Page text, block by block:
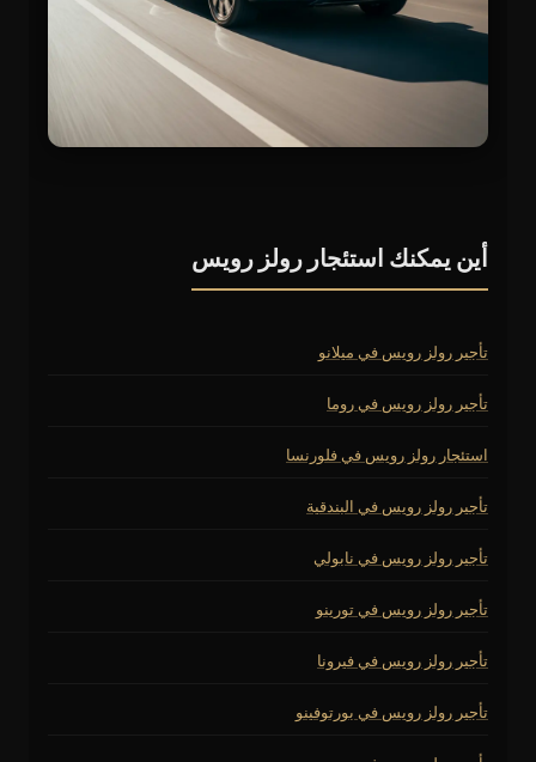
أين يمكنك استئجار رولز رويس
تأجير رولز رويس في ميلانو
تأجير رولز رويس في روما
استئجار رولز رويس في فلورنسا
تأجير رولز رويس في البندقية
تأجير رولز رويس في نابولي
تأجير رولز رويس في تورينو
تأجير رولز رويس في فيرونا
تأجير رولز رويس في بورتوفينو